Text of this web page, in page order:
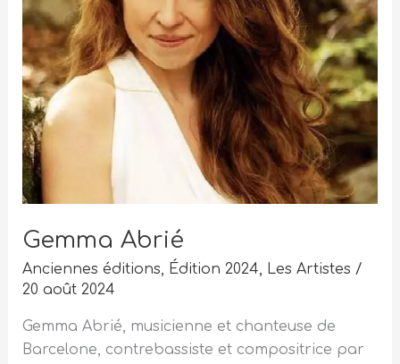
Gemma Abrié
Anciennes éditions, Édition 2024, Les Artistes /
20 août 2024
Gemma Abrié, musicienne et chanteuse de
Barcelone, contrebassiste et compositrice par